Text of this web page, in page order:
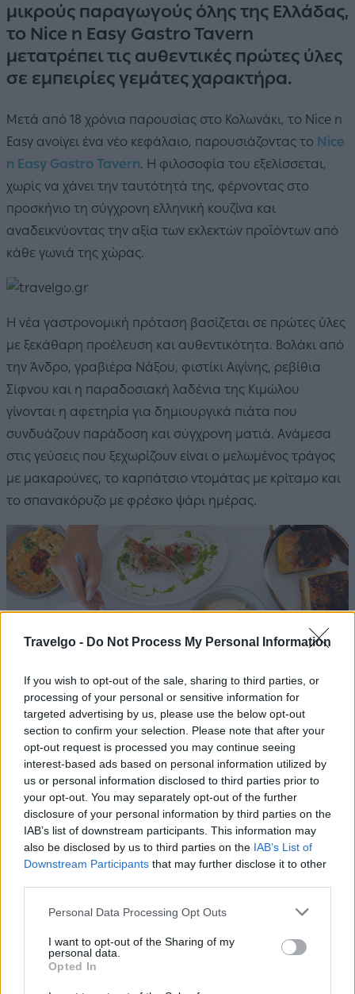
Travelgo - Do Not Process My Personal Information
If you wish to opt-out of the sale, sharing to third parties, or
processing of your personal or sensitive information for
targeted advertising by us, please use the below opt-out
section to confirm your selection. Please note that after your
opt-out request is processed you may continue seeing
interest-based ads based on personal information utilized by
us or personal information disclosed to third parties prior to
your opt-out. You may separately opt-out of the further
disclosure of your personal information by third parties on the
IAB’s list of downstream participants. This information may
also be disclosed by us to third parties on the IAB’s List of
Downstream Participants that may further disclose it to other
Please note that this website/app uses one or more Google
not limited to your visit or usage behaviour. You may click to
grant or deny consent to Google and its third-party tags to
use your data for below specified purposes in below Google
Personal Data Processing Opt Outs
I want to opt-out of the Sharing of my
personal data.
Opted In
μικρούς παραγωγούς όλης της Ελλάδας,
το Nice n Easy Gastro Tavern
μετατρέπει τις αυθεντικές πρώτες ύλες
σε εμπειρίες γεμάτες χαρακτήρα.
Μετά από 18 χρόνια παρουσίας στο Κολωνάκι, το Nice n
Easy ανοίγει ένα νέο κεφάλαιο, παρουσιάζοντας το Nice
n Easy Gastro Tavern. Η φιλοσοφία του εξελίσσεται,
χωρίς να χάνει την ταυτότητά της, φέρνοντας στο
προσκήνιο τη σύγχρονη ελληνική κουζίνα και
αναδεικνύοντας την αξία των εκλεκτών προϊόντων από
κάθε γωνιά της χώρας.
Η νέα γαστρονομική πρόταση βασίζεται σε πρώτες ύλες
με ξεκάθαρη προέλευση και αυθεντικότητα. Βολάκι από
την Άνδρο, γραβιέρα Νάξου, φιστίκι Αιγίνης, ρεβίθια
Σίφνου και η παραδοσιακή λαδένια της Κιμώλου
γίνονται η αφετηρία για δημιουργικά πιάτα που
συνδυάζουν παράδοση και σύγχρονη ματιά. Ανάμεσα
στις γεύσεις που ξεχωρίζουν είναι ο μελωμένος τράγος
με μακαρούνες, το καρπάτσιο ντομάτας με κρίταμο και
το σπανακόρυζο με φρέσκο ψάρι ημέρας.
Το all-day εστιατόριο της Ομήρου παραμένει ένας από
τους πιο αγαπημένους προορισμούς της πόλης, από το
πρωί έως το βράδυ. Ο φιλόξενος χώρος του παντρεύει
την ανεπιτήδευτη αθηναϊκή ατμόσφαιρα με μια
προσεγμένη γαστρονομική εμπειρία, δημιουργώντας το
ιδανικό σκηνικό για ένα χαλαρό brunch, ένα
επαγγελματικό γεύμα ή ένα καλοκαιρινό δείπνο στο